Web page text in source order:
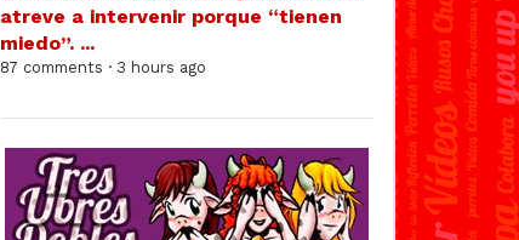
atreve a intervenir porque “tienen
miedo”. ...
87 comments · 3 hours ago